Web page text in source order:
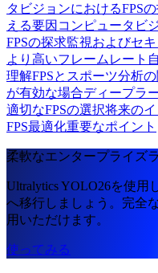
タビジョンにおけるFPS
える要因 コンピュータビ
FPSの探求監視およびセ
より高いフレームレート
理解FPSとスポーツ分析
が有効な場合ディープラ
適切なFPSの選択将来の
FPS最適化重要なポイント
柔軟なエンタープライズ
Ultralytics YOLO26を使用
へ移行しましょう。完全
用いただけます。
使ってみる